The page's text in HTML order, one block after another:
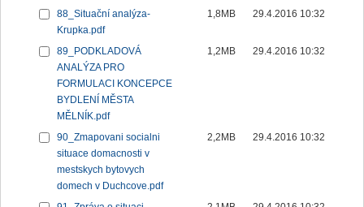
88_Situační analýza-
Krupka.pdf
1,8MB 29.4.2016 10:32
89_PODKLADOVÁ
ANALÝZA PRO
FORMULACI KONCEPCE
BYDLENÍ MĚSTA
MĚLNÍK.pdf
1,2MB 29.4.2016 10:32
90_Zmapovani socialni
situace domacnosti v
mestskych bytovych
domech v Duchcove.pdf
2,2MB 29.4.2016 10:32